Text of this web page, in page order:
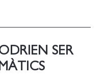
SER